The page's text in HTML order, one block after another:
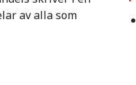
av alla som